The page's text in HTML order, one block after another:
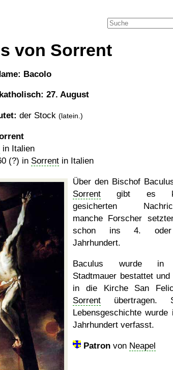
von Sorrent
Bacolo
27. August
der Stock (latein.)
in Italien
(?) in Sorrent in Italien
Über den Bischof
Sorrent gibt es
gesicherten
manche Forscher
schon ins 4.
Jahrhundert.
Baculus wurde in
Stadtmauer bestattet und
in die Kirche San
Sorrent übertragen.
Lebensgeschichte wurde
Jahrhundert verfasst.
Patron von Neapel